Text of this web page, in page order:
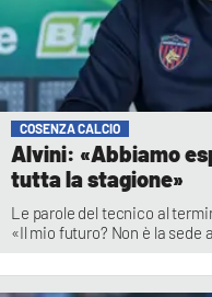
COSENZA CALCIO
Alvini: «Abbiamo
tutta la stagione»
Le parole del tecnico al
«Il mio futuro? Non è la